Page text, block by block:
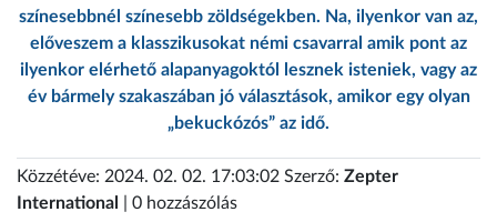
színesebbnél színesebb zöldségekben. Na, ilyenkor van az,
előveszem a klasszikusokat némi csavarral amik pont az
ilyenkor elérhető alapanyagoktól lesznek isteniek, vagy az
év bármely szakaszában jó választások, amikor egy olyan
„bekuckózós” az idő.
Közzétéve: 2024. 02. 02. 17:03:02 Szerző: Zepter
International
| 0 hozzászólás